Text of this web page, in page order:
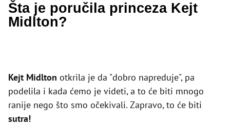
Šta je poručila princeza Kejt
Midlton?
Kejt Midlton otkrila je da "dobro napreduje", pa
podelila i kada ćemo je videti, a to će biti mnogo
ranije nego što smo očekivali. Zapravo, to će biti
sutra!